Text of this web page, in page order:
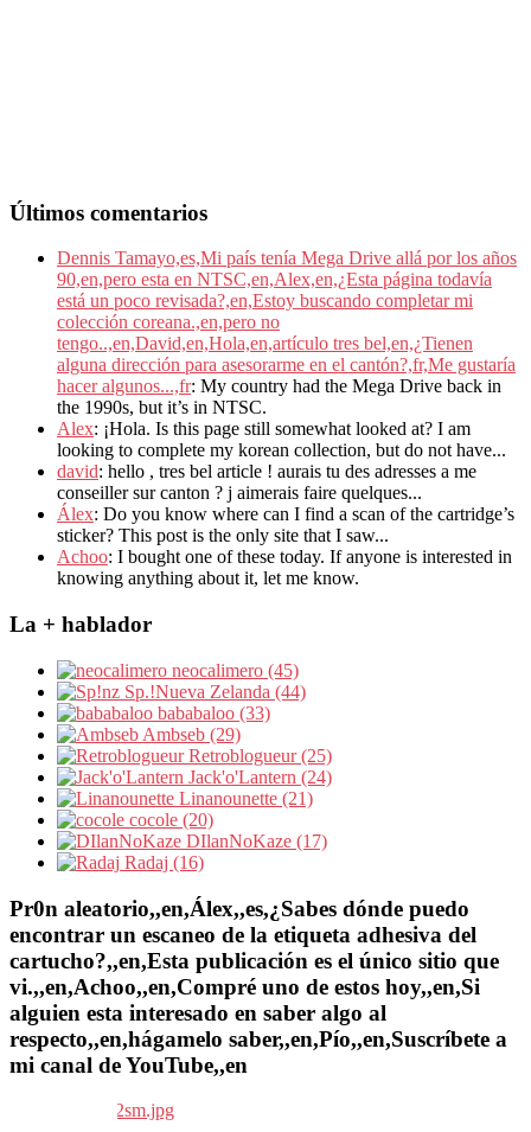
Últimos comentarios
Dennis Tamayo,es,Mi país tenía Mega Drive allá por los años
90,en,pero esta en NTSC,en,Alex,en,¿Esta página todavía
está un poco revisada?,en,Estoy buscando completar mi
colección coreana.,en,pero no
tengo..,en,David,en,Hola,en,artículo tres bel,en,¿Tienen
alguna dirección para asesorarme en el cantón?,fr,Me gustaría
hacer algunos...,fr: My country had the Mega Drive back in
the 1990s, but it’s in NTSC.
Alex: ¡Hola. Is this page still somewhat looked at? I am
looking to complete my korean collection, but do not have...
david: hello , tres bel article ! aurais tu des adresses a me
conseiller sur canton ? j aimerais faire quelques...
Álex: Do you know where can I find a scan of the cartridge’s
sticker? This post is the only site that I saw...
Achoo: I bought one of these today. If anyone is interested in
knowing anything about it, let me know.
La + hablador
neocalimero (45)
Sp.!Nueva Zelanda (44)
bababaloo (33)
Ambseb (29)
Retroblogueur (25)
Jack'o'Lantern (24)
Linanounette (21)
cocole (20)
DIlanNoKaze (17)
Radaj (16)
Pr0n aleatorio,,en,Álex,,es,¿Sabes dónde puedo
encontrar un escaneo de la etiqueta adhesiva del
cartucho?,,en,Esta publicación es el único sitio que
vi.,,en,Achoo,,en,Compré uno de estos hoy,,en,Si
alguien esta interesado en saber algo al
respecto,,en,hágamelo saber,,en,Pío,,en,Suscríbete a
mi canal de YouTube,,en